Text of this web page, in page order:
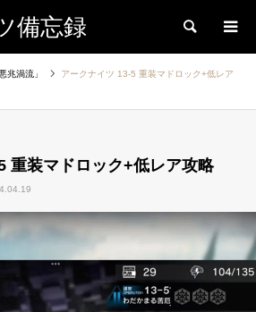
備忘録 検索
兆渦流」
アークナイツ 13-5 重装マドロック+低レア
重装マドロック+低レア攻略